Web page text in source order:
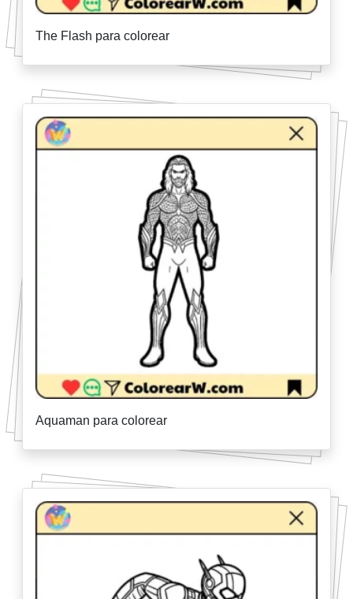
The Flash para colorear
Aquaman para colorear